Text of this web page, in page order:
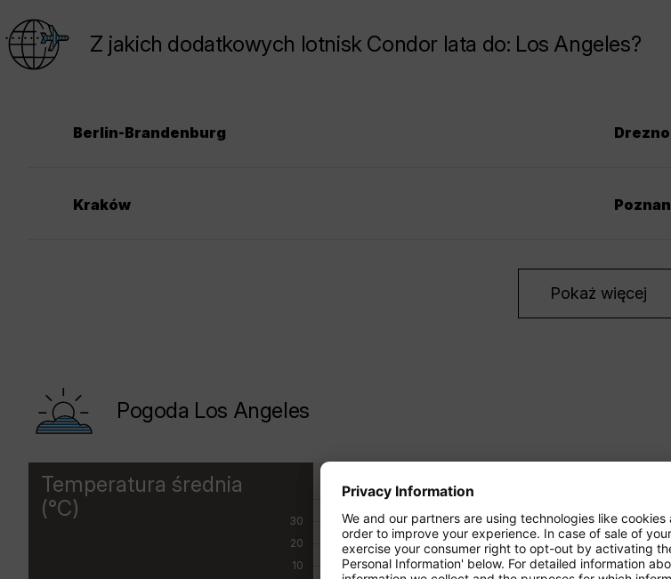
Z jakich dodatkowych lotnisk Condor lata do: Los Angeles?
Berlin-Brandenburg Drezno
Kraków Poznan
Pokaż więcej
Pogoda Los Angeles
Temperatura średnia
(°C)
30
20
10
STY LUT